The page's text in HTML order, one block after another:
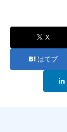
X
はてブ